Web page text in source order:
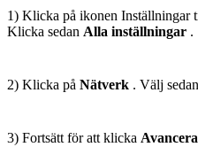
1) Klicka på ikonen Inställningar
Klicka sedan Alla inställningar .
2) Klicka på Nätverk . Välj sedan
3) Fortsätt för att klicka